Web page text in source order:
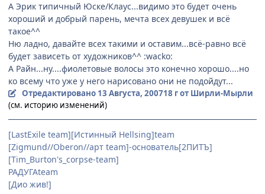
А Эрик типичный Юске/Клаус...видимо это будет очень
хороший и добрый парень, мечта всех девушек и всё
такое^^
Ню ладно, давайте всех такими и оставим...всё-равно всё
будет зависеть от художников^^ :wacko:
А Райн...ну....фиолетовые волосы это конечно хорошо....но
ко всему что уже у него нарисовано они не подойдут...
Отредактировано 13 Августа, 200718 гот Ширли-Мырли
(см. историю изменений)
[LastExile team][Истинный Hellsing]team
[Zigmund//Oberon//арт team]-основатель[2ПИТЪ]
[Tim_Burton's_corpse-team]
РАДУГАteam
[Дио жив!]